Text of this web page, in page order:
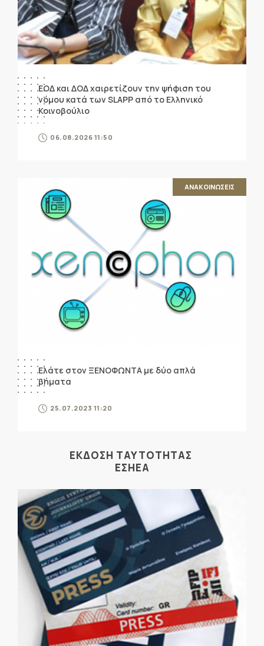
ΕΟΔ και ΔΟΔ χαιρετίζουν την ψήφιση του
νόμου κατά των SLAPP από το Ελληνικό
Κοινοβούλιο
06.08.2026 11:50
ΑΝΑΚΟΙΝΩΣΕΙΣ
Ελάτε στον ΞΕΝΟΦΩΝΤΑ με δύο απλά
βήματα
25.07.2023 11:20
ΕΚΔΟΣΗ ΤΑΥΤΟΤΗΤΑΣ
ΕΣΗΕΑ